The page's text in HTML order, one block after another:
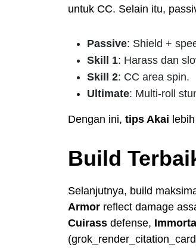
untuk CC. Selain itu,
Passive: Shield +
Skill 1: Harass dan
Skill 2: CC area spin.
Ultimate: Multi-roll
Dengan ini, tips Akai
Build
Selanjutnya, build
Armor reflect damage
Cuirass defense,